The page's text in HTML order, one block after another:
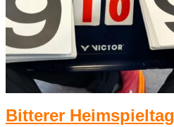
Bitterer